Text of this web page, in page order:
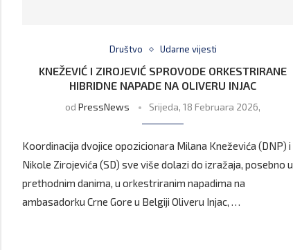
Društvo Udarne vijesti
KNEŽEVIĆ I ZIROJEVIĆ SPROVODE ORKESTRIRANE
HIBRIDNE NAPADE NA OLIVERU INJAC
odPressNews Srijeda, 18 Februara 2026,
Koordinacija dvojice opozicionara Milana Kneževića (DNP) i
Nikole Zirojevića (SD) sve više dolazi do izražaja, posebno u
prethodnim danima, u orkestriranim napadima na
ambasadorku Crne Gore u Belgiji Oliveru Injac, …